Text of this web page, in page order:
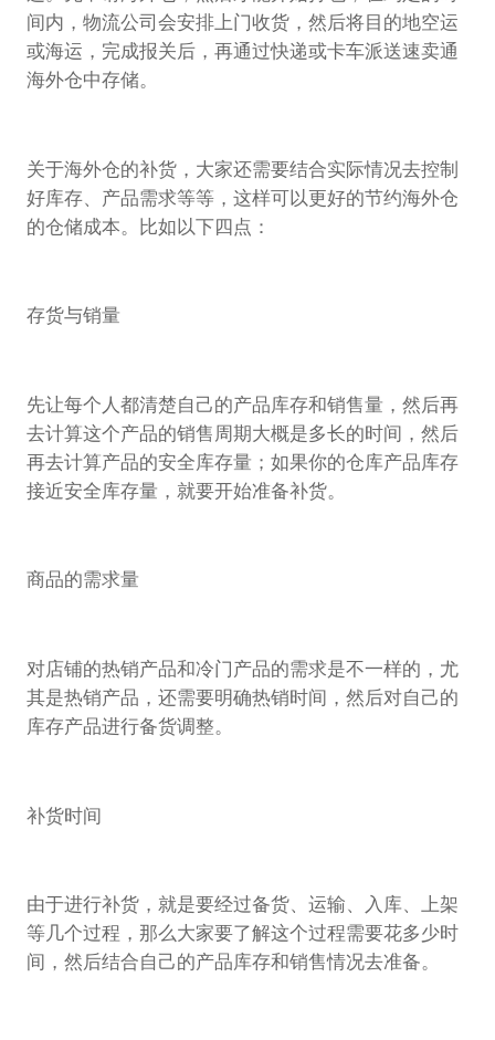
间内，物流公司会安排上门收货，然后将目的地空运
或海运，完成报关后，再通过快递或卡车派送速卖通
海外仓中存储。
关于海外仓的补货，大家还需要结合实际情况去控制
好库存、产品需求等等，这样可以更好的节约海外仓
的仓储成本。比如以下四点：
存货与销量
先让每个人都清楚自己的产品库存和销售量，然后再
去计算这个产品的销售周期大概是多长的时间，然后
再去计算产品的安全库存量；如果你的仓库产品库存
接近安全库存量，就要开始准备补货。
商品的需求量
对店铺的热销产品和冷门产品的需求是不一样的，尤
其是热销产品，还需要明确热销时间，然后对自己的
库存产品进行备货调整。
补货时间
由于进行补货，就是要经过备货、运输、入库、上架
等几个过程，那么大家要了解这个过程需要花多少时
间，然后结合自己的产品库存和销售情况去准备。